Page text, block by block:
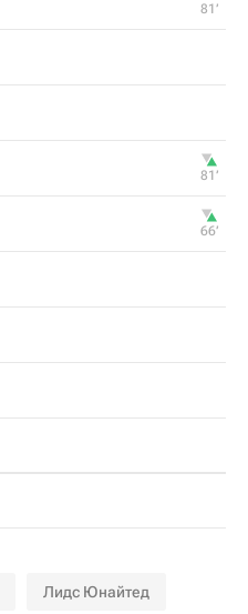
81‎’‎
81‎’‎
66‎’‎
Лидс Юнайтед